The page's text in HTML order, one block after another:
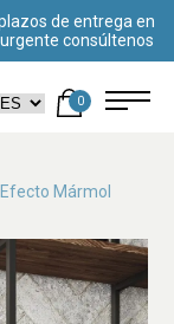
de entrega en
consúltenos
0
Mármol